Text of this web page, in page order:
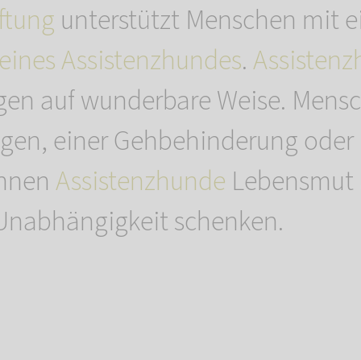
unterstützt Menschen mit
Assistenzhundes.
auf wunderbare Weise.
einer Gehbehinderung
Assistenzhunde
schenken.